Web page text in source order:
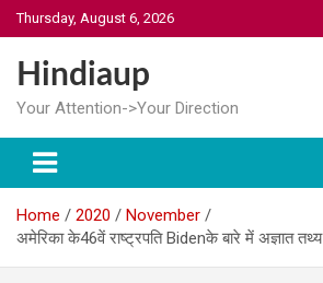
Skip
to
content
Thursday, August 6, 2026
Hindiaup
Your Attention->Your Direction
Home 2020
November
अमेरिका के46वें राष्ट्रपति Bidenके बारे में अज्ञात तथ्य